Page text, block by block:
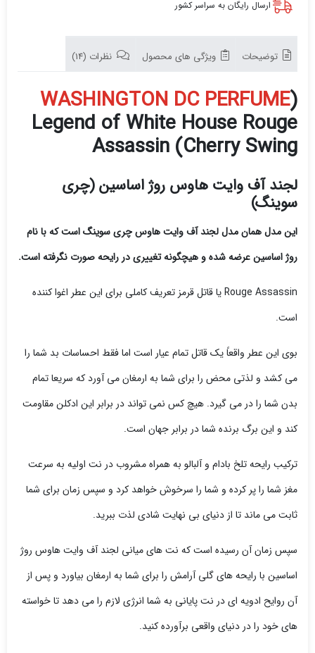
Assassin
ارسال رایگان به سراسر کشور
توضیحات ویژگی های محصول نظرات (14)
(
WASHINGTON DC PERFUME
Legend of White House Rouge
Assassin (Cherry Swing
لجند آف وایت هاوس روژ اساسین (چری
سوینگ)
این مدل همان مدل لجند آف وایت هاوس چری سوینگ است که با نام
روژ اساسین عرضه شده و هیچگونه تغییری در رایحه صورت نگرفته است.
Rouge Assassin یا قاتل قرمز تعریف کاملی برای این عطر اغوا کننده
است.
بوی این عطر واقعاً یک قاتل تمام عیار است اما فقط احساسات بد شما را
می کشد و لذتی محض را برای شما به ارمغان می آورد که سریعا تمام
بدن شما را در می گیرد. هیچ کس نمی تواند در برابر این ادکلن مقاومت
کند و این برگ برنده شما در برابر جهان است.
ترکیب رایحه تلخ بادام و آلبالو به همراه مشروب در نت اولیه به سرعت
مغز شما را پر کرده و شما را سرخوش خواهد کرد و سپس زمان برای شما
ثابت می ماند تا از دنیای بی نهایت شادی لذت ببرید.
سپس زمان آن رسیده است که نت های میانی لجند آف وایت هاوس روژ
اساسین با رایحه های گلی آرامش را برای شما به ارمغان بیاورد و پس از
آن روایح ادویه ای در نت پایانی به شما انرژی لازم را می دهد تا خواسته
های خود را در دنیای واقعی برآورده کنید.